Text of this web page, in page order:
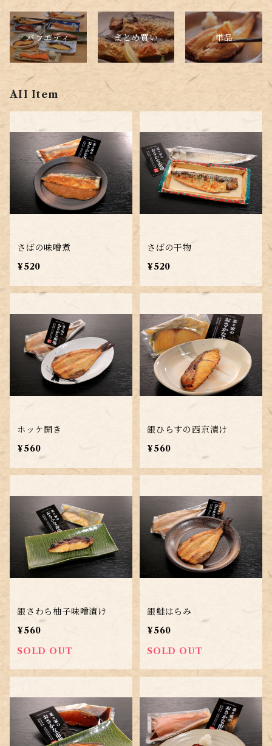
バラエティ まとめ買い 単品
AII Item
さばの味噌煮
¥520
さばの干物
¥520
ホッケ開き
¥560
銀ひらすの西京漬け
¥560
銀さわら柚子味噌漬け
¥560
SOLD OUT
銀鮭はらみ
¥560
SOLD OUT